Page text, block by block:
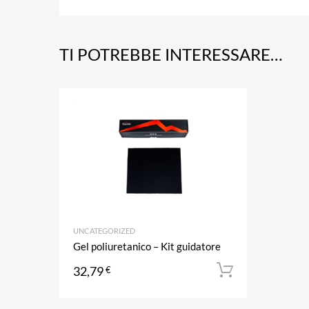
TI POTREBBE INTERESSARE…
UNCATEGORIZED
Gel poliuretanico – Kit guidatore
32,79€